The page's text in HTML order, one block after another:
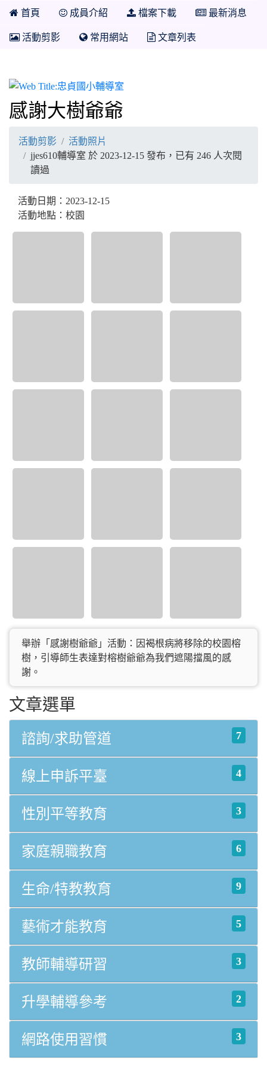
首頁 成員介紹 檔案下載 最新消息
活動剪影 常用網站 文章列表
感謝大樹爺爺
活動剪影
活動照片
jjes610輔導室 於 2023-12-15 發布，已有 246 人次閱
讀過
活動日期：2023-12-15
活動地點：校園
舉辦「感謝樹爺爺」活動：因褐根病將移除的校園榕
樹，引導師生表達對榕樹爺爺為我們遮陽擋風的感
謝。
文章選單
7
諮詢/求助管道
4
線上申訴平臺
3
性別平等教育
6
家庭親職教育
9
生命/特教教育
5
藝術才能教育
3
教師輔導研習
2
升學輔導參考
3
網路使用習慣